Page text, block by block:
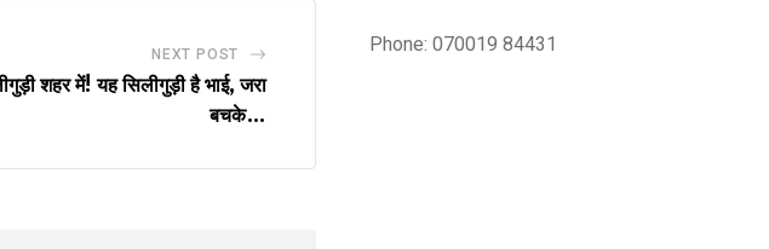
NEXT POST
शहर में! यह सिलीगुड़ी है भाई, जरा
बचके…
Phone: 070019 84431